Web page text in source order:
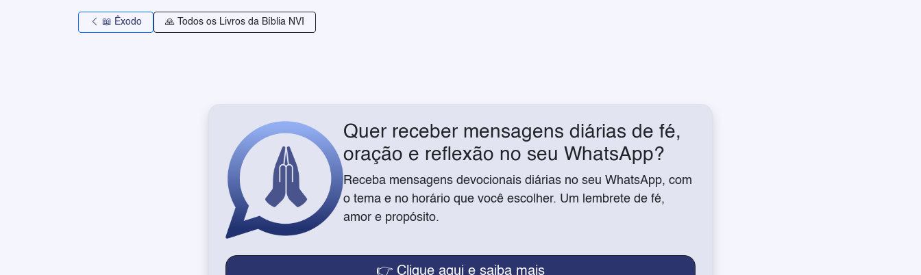
📖 Êxodo 🙏 Todos os Livros da Bíblia NVI
Quer receber mensagens diárias de fé,
oração e reflexão no seu WhatsApp?
Receba mensagens devocionais diárias no seu WhatsApp, com
o tema e no horário que você escolher. Um lembrete de fé,
amor e propósito.
👉 Clique aqui e saiba mais